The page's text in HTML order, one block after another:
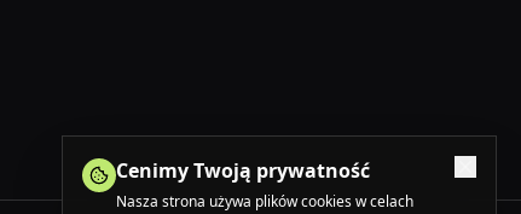
Cenimy Twoją prywatność
Nasza strona używa plików cookies w celach